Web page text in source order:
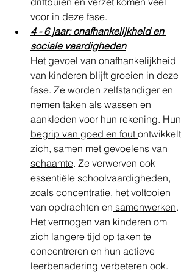
voor in deze fase.
4 - 6 jaar: onafhankelijkheid en
sociale vaardigheden
Het gevoel van onafhankelijkheid
van kinderen blijft groeien in deze
fase. Ze worden zelfstandiger en
nemen taken als wassen en
aankleden voor hun rekening. Hun
begrip van goed en fout ontwikkelt
zich, samen met gevoelens van
schaamte. Ze verwerven ook
essentiële schoolvaardigheden,
zoals concentratie, het voltooien
van opdrachten en samenwerken.
Het vermogen van kinderen om
zich langere tijd op taken te
concentreren en hun actieve
leerbenadering verbeteren ook.